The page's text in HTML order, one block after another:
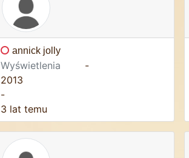
annick jolly
Wyświetlenia
2013
-
3 lat temu
-